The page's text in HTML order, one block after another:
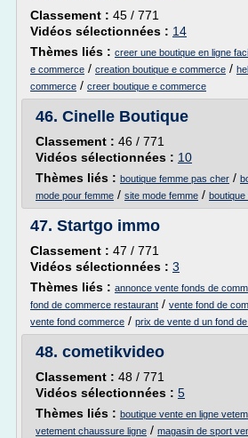
Classement : 45 / 771
Vidéos sélectionnées : 14
Thèmes liés : creer une boutique en ligne
e commerce / creation boutique e commerce /
commerce / creer boutique e commerce
46. Cinelle Boutique
Classement : 46 / 771
Vidéos sélectionnées : 10
Thèmes liés : boutique femme pas cher /
mode pour femme / site mode femme /
47. Startgo immo
Classement : 47 / 771
Vidéos sélectionnées : 3
Thèmes liés : annonce vente fonds de
fond de commerce restaurant / vente fond de
vente fond commerce / prix de vente d un fond
48. cometikvideo
Classement : 48 / 771
Vidéos sélectionnées : 5
Thèmes liés : boutique vente en ligne
vetement chaussure ligne / magasin de sport